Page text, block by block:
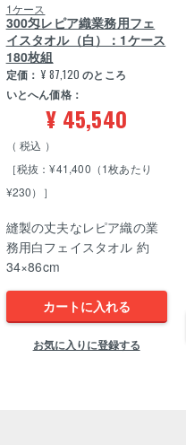
1ケース
300匁レピア織業務用フェ
イスタオル（白）：1ケース
180枚組
定価： ¥ 87,120 のところ
いとへん価格：
¥ 45,540
税込
［税抜：¥41,400（1枚あたり
¥230）］
縫製の丈夫なレピア織の業
務用白フェイスタオル 約
34×86cm
カートに入れる
お気に入りに登録する